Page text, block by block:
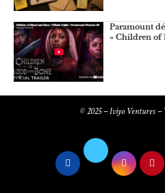
Paramount
« Children of
© 2025 – Iviyo Ventures –